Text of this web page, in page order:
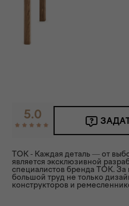
5.0
TOK - Каждая деталь — от
является эксклюзивной
специалистов бренда ТОК.
большой труд не только
конструкторов и